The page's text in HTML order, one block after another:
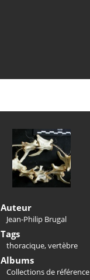
Auteur
Jean-Philip Brugal
Tags
thoracique,vertèbre
Albums
Collections de référence